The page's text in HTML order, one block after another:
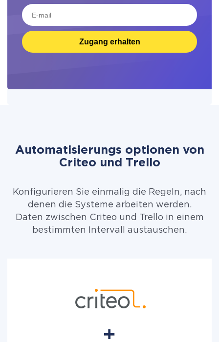
Zugang erhalten
Automatisierungs optionen von
Criteo und Trello
Konfigurieren Sie einmalig die Regeln, nach
denen die Systeme arbeiten werden.
Daten zwischen Criteo und Trello in einem
bestimmten Intervall austauschen.